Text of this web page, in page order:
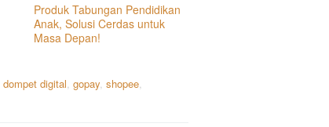
Produk Tabungan Pendidikan
Anak, Solusi Cerdas untuk
Masa Depan!
dompet digital gopay shopee